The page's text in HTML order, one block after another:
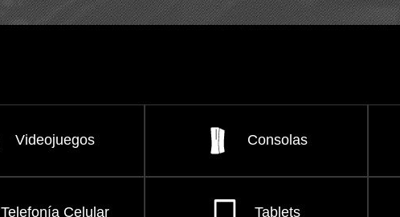
Videojuegos Consolas
Telefonía Celular Tablets